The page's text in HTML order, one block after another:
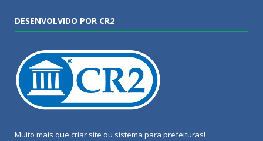
DESENVOLVIDO POR CR2
Muito mais que criar site ou sistema para prefeituras!